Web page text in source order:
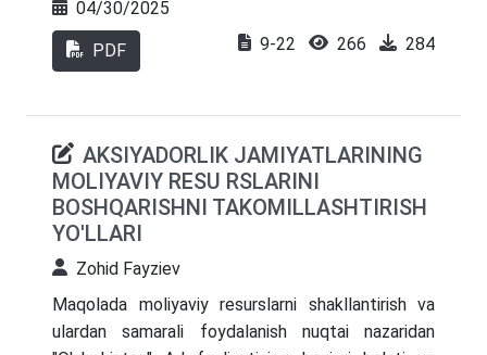
bilan qiyosiy o‘rganiladi, raqamli fiskal boshqaruv
va soliq intizomi tamoyillari bilan uyg‘unligi tahlil
etiladi. Tizimdagi amaliy muammolar aniqlanib,
islohotlar samaradorligini oshirishga yo‘naltirilgan
nazariy va amaliy tavsiyalarni o‘z ichiga oladi
04/30/2025
PDF 9-22 266 284
AKSIYADORLIK JAMIYATLARINING
MOLIYAVIY RESU RSLARINI
BOSHQARISHNI TAKOMILLASHTIRISH
YO'LLARI
Zohid Fayziev
Maqolada moliyaviy resurslarni shakllantirish va
ulardan samarali foydalanish nuqtai nazaridan